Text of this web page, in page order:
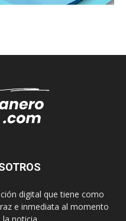
digital que tiene como
e inmediata al momento